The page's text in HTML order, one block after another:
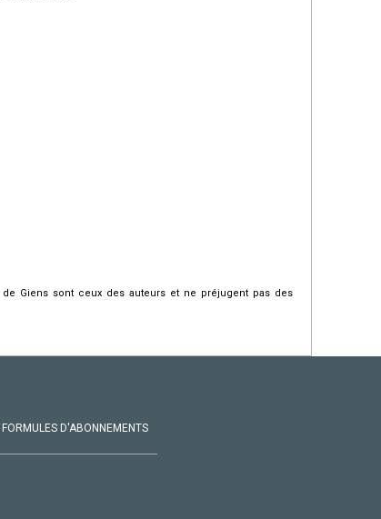
Giens sont ceux des auteurs et ne préjugent pas des
FORMULES D'ABONNEMENTS